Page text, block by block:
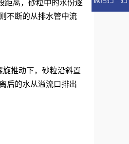
距离，砂粒中的水份逐
不断的从排水管中流
推动下，砂粒沿斜置
后的水从溢流口排出